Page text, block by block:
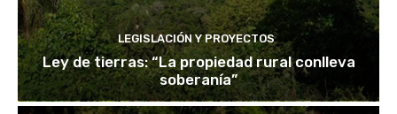
LEGISLACIÓN Y PROYECTOS
Ley de tierras: “La propiedad rural conlleva
soberanía”